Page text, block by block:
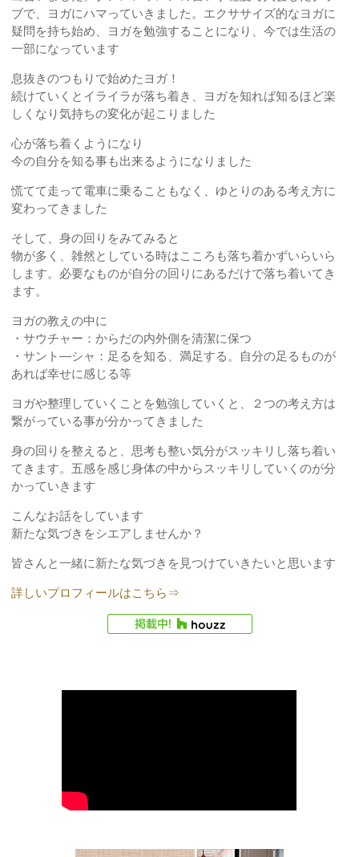
ブで、ヨガにハマっていきました。エクササイズ的なヨガに
疑問を持ち始め、ヨガを勉強することになり、今では生活の
一部になっています
息抜きのつもりで始めたヨガ！
続けていくとイライラが落ち着き、ヨガを知れば知るほど楽
しくなり気持ちの変化が起こりました
心が落ち着くようになり
今の自分を知る事も出来るようになりました
慌てて走って電車に乗ることもなく、ゆとりのある考え方に
変わってきました
そして、身の回りをみてみると
物が多く、雑然としている時はこころも落ち着かずいらいら
します。必要なものが自分の回りにあるだけで落ち着いてき
ます。
ヨガの教えの中に
・サウチャー：からだの内外側を清潔に保つ
・サント―シャ：足るを知る、満足する。自分の足るものが
あれば幸せに感じる等
ヨガや整理していくことを勉強していくと、２つの考え方は
繋がっている事が分かってきました
身の回りを整えると、思考も整い気分がスッキリし落ち着い
てきます。五感を感じ身体の中からスッキリしていくのが分
かっていきます
こんなお話をしています
新たな気づきをシエアしませんか？
皆さんと一緒に新たな気づきを見つけていきたいと思います
詳しいプロフィールはこちら⇒